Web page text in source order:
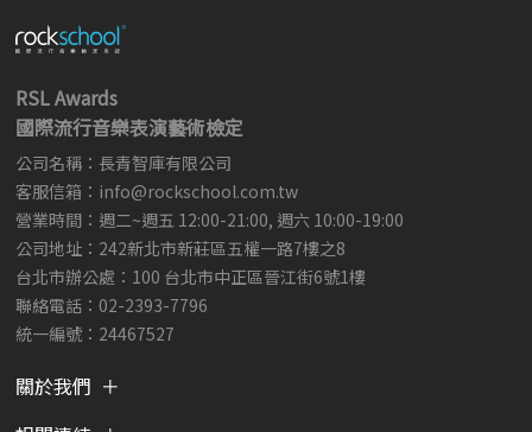
RSL Awards
國際流行音樂表演藝術檢定
公司名稱：長青智庫有限公司
客服信箱： info@rockschool.com.tw ​
營業時間：週二~週五 12:00-21:00, 週六 10:00-19:00
公司地址：242新北市新莊區五權一路7樓之8
台北市辦公處：100 台北市中正區晉江街6號1樓
聯絡電話：02-2393-7796
統一編號：24467527
關於我們